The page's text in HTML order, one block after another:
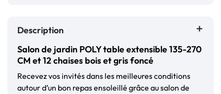
Description
Salon de jardin POLY table extensible 135-270
CM et 12 chaises bois et gris foncé
Recevez vos invités dans les meilleures conditions
autour d’un bon repas ensoleillé grâce au salon de